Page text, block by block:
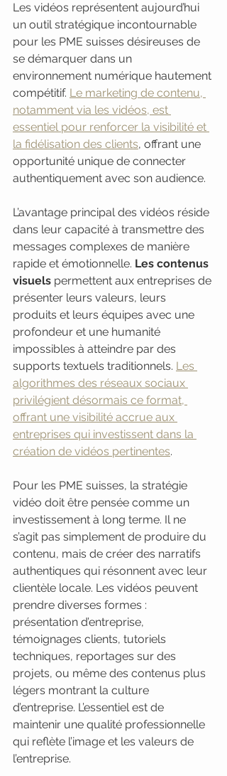
Les vidéos représentent aujourd’hui
un outil stratégique incontournable
pour les PME suisses désireuses de
se démarquer dans un
environnement numérique hautement
compétitif. Le marketing de contenu,
notamment via les vidéos, est
essentiel pour renforcer la visibilité et
la fidélisation des clients, offrant une
opportunité unique de connecter
authentiquement avec son audience.
L’avantage principal des vidéos réside
dans leur capacité à transmettre des
messages complexes de manière
rapide et émotionnelle. Les contenus
visuels permettent aux entreprises de
présenter leurs valeurs, leurs
produits et leurs équipes avec une
profondeur et une humanité
impossibles à atteindre par des
supports textuels traditionnels. Les
algorithmes des réseaux sociaux
privilégient désormais ce format,
offrant une visibilité accrue aux
entreprises qui investissent dans la
création de vidéos pertinentes.
Pour les PME suisses, la stratégie
vidéo doit être pensée comme un
investissement à long terme. Il ne
s’agit pas simplement de produire du
contenu, mais de créer des narratifs
authentiques qui résonnent avec leur
clientèle locale. Les vidéos peuvent
prendre diverses formes :
présentation d’entreprise,
témoignages clients, tutoriels
techniques, reportages sur des
projets, ou même des contenus plus
légers montrant la culture
d’entreprise. L’essentiel est de
maintenir une qualité professionnelle
qui reflète l’image et les valeurs de
l’entreprise.